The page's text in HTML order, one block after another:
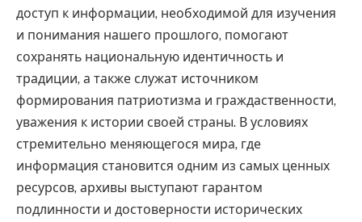
доступ к информации, необходимой для изучения
и понимания нашего прошлого, помогают
сохранять национальную идентичность и
традиции, а также служат источником
формирования патриотизма и граждаственности,
уважения к истории своей страны. В условиях
стремительно меняющегося мира, где
информация становится одним из самых ценных
ресурсов, архивы выступают гарантом
подлинности и достоверности исторических